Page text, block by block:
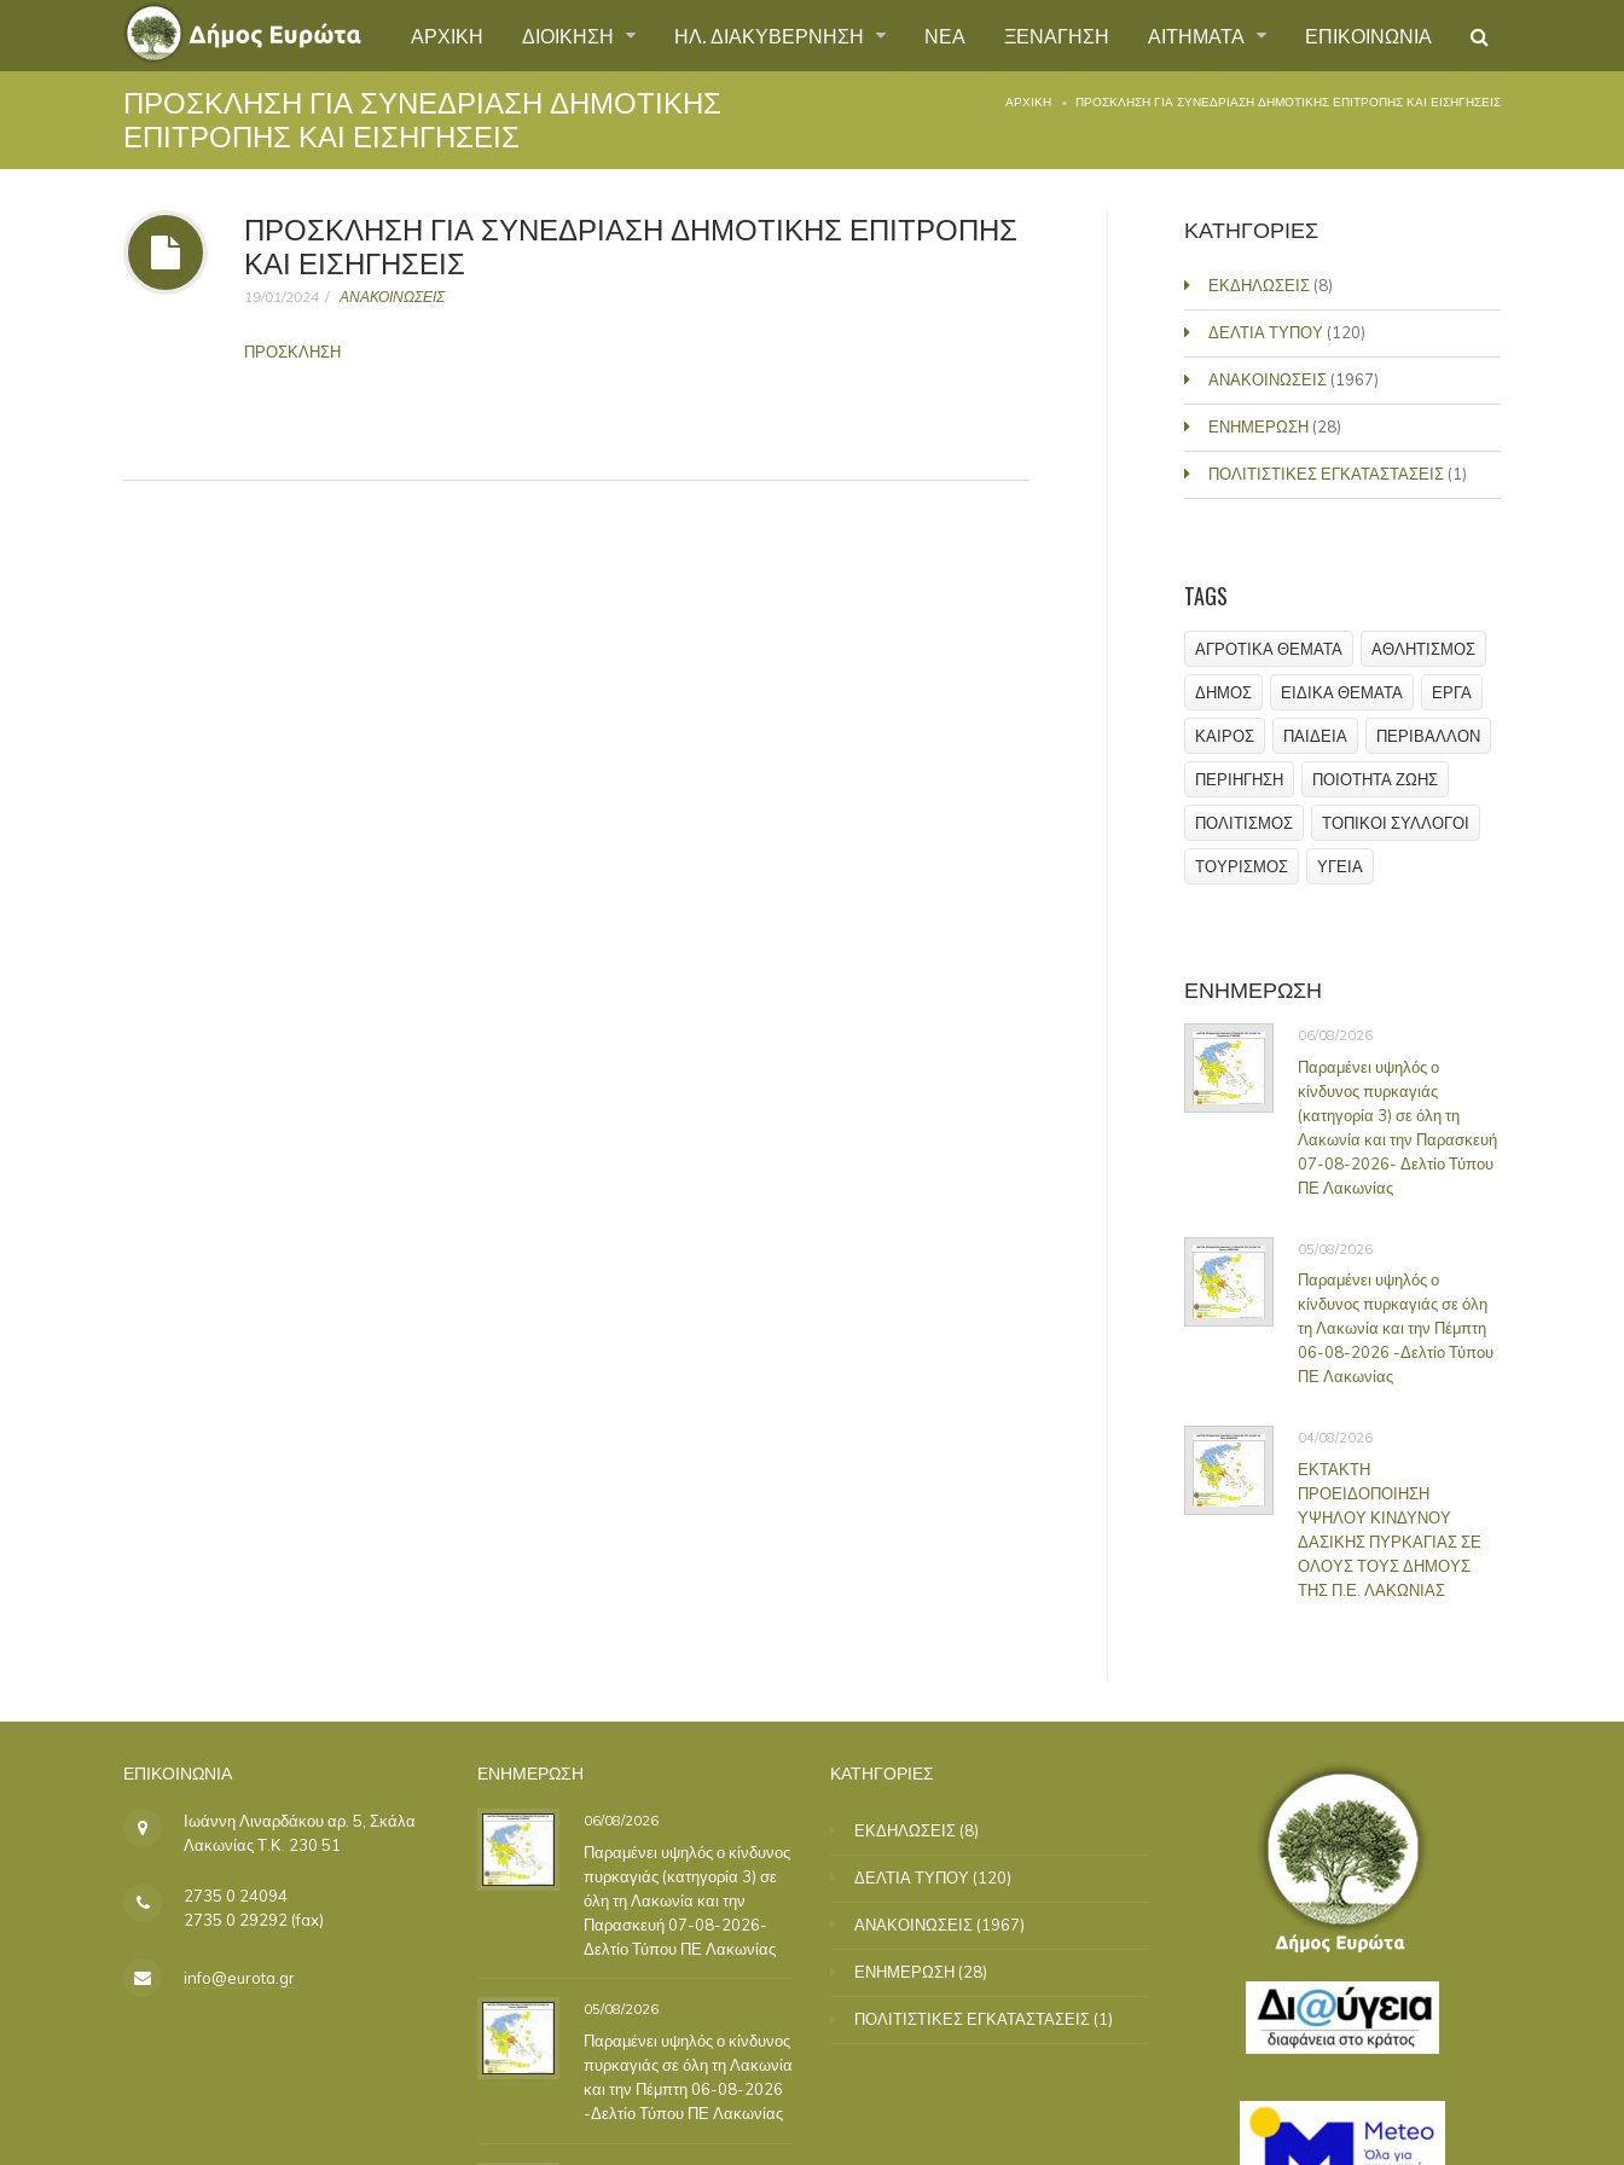
ΑΡΧΙΚΗ ΔΙΟΙΚΗΣΗ ΗΛ. ΔΙΑΚΥΒΕΡΝΗΣΗ ΝΕΑ ΞΕΝΑΓΗΣΗ ΑΙΤΗΜΑΤΑ ΕΠΙΚΟΙΝΩΝΙΑ
ΠΡΟΣΚΛΗΣΗ ΓΙΑ ΣΥΝΕΔΡΙΑΣΗ ΔΗΜΟΤΙΚΗΣ
ΕΠΙΤΡΟΠΗΣ ΚΑΙ ΕΙΣΗΓΗΣΕΙΣ
ΑΡΧΙΚΉ ΠΡΟΣΚΛΗΣΗ ΓΙΑ ΣΥΝΕΔΡΙΑΣΗ ΔΗΜΟΤΙΚΗΣ ΕΠΙΤΡΟΠΗΣ ΚΑΙ ΕΙΣΗΓΗΣΕΙΣ
ΠΡΟΣΚΛΗΣΗ ΓΙΑ ΣΥΝΕΔΡΙΑΣΗ ΔΗΜΟΤΙΚΗΣ ΕΠΙΤΡΟΠΗΣ
ΚΑΙ ΕΙΣΗΓΗΣΕΙΣ
19/01/2024 ΑΝΑΚΟΙΝΩΣΕΙΣ
ΠΡΟΣΚΛΗΣΗ
ΚΑΤΗΓΟΡΙΕΣ
ΕΚΔΗΛΩΣΕΙΣ(8)
ΔΕΛΤΙΑ ΤΥΠΟΥ(120)
ΑΝΑΚΟΙΝΩΣΕΙΣ(1967)
ΕΝΗΜΕΡΩΣΗ(28)
ΠΟΛΙΤΙΣΤΙΚΕΣ ΕΓΚΑΤΑΣΤΑΣΕΙΣ(1)
TAGS
ΑΓΡΟΤΙΚΑ ΘΕΜΑΤΑ ΑΘΛΗΤΙΣΜΟΣ
ΔΗΜΟΣ ΕΙΔΙΚΑ ΘΕΜΑΤΑ ΕΡΓΑ
ΚΑΙΡΟΣ ΠΑΙΔΕΙΑ ΠΕΡΙΒΑΛΛΟΝ
ΠΕΡΙΗΓΗΣΗ ΠΟΙΟΤΗΤΑ ΖΩΗΣ
ΠΟΛΙΤΙΣΜΟΣ ΤΟΠΙΚΟΙ ΣΥΛΛΟΓΟΙ
ΤΟΥΡΙΣΜΟΣ ΥΓΕΙΑ
ΕΝΗΜΕΡΩΣΗ
06/08/2026
Παραμένει υψηλός ο
κίνδυνος πυρκαγιάς
(κατηγορία 3) σε όλη τη
Λακωνία και την Παρασκευή
07-08-2026- Δελτίο Τύπου
ΠΕ Λακωνίας
05/08/2026
Παραμένει υψηλός ο
κίνδυνος πυρκαγιάς σε όλη
τη Λακωνία και την Πέμπτη
06-08-2026 -Δελτίο Τύπου
ΠΕ Λακωνίας
04/08/2026
ΕΚΤΑΚΤΗ
ΠΡΟΕΙΔΟΠΟΙΗΣΗ
ΥΨΗΛΟΥ ΚΙΝΔΥΝΟΥ
ΔΑΣΙΚΗΣ ΠΥΡΚΑΓΙΑΣ ΣΕ
ΟΛΟΥΣ ΤΟΥΣ ΔΗΜΟΥΣ
ΤΗΣ Π.Ε. ΛΑΚΩΝΙΑΣ
ΕΠΙΚΟΙΝΩΝΊΑ
Ιωάννη Λιναρδάκου αρ. 5, Σκάλα
Λακωνίας Τ.Κ. 230 51
2735 0 24094
2735 0 29292 (fax)
info@eurota.gr
ΕΝΗΜΕΡΩΣΗ
06/08/2026
Παραμένει υψηλός ο κίνδυνος
πυρκαγιάς (κατηγορία 3) σε
όλη τη Λακωνία και την
Παρασκευή 07-08-2026-
Δελτίο Τύπου ΠΕ Λακωνίας
05/08/2026
Παραμένει υψηλός ο κίνδυνος
πυρκαγιάς σε όλη τη Λακωνία
και την Πέμπτη 06-08-2026
-Δελτίο Τύπου ΠΕ Λακωνίας
ΚΑΤΗΓΟΡΙΕΣ
ΕΚΔΗΛΩΣΕΙΣ (8)
ΔΕΛΤΙΑ ΤΥΠΟΥ (120)
ΑΝΑΚΟΙΝΩΣΕΙΣ (1967)
ΕΝΗΜΕΡΩΣΗ (28)
ΠΟΛΙΤΙΣΤΙΚΕΣ ΕΓΚΑΤΑΣΤΑΣΕΙΣ (1)